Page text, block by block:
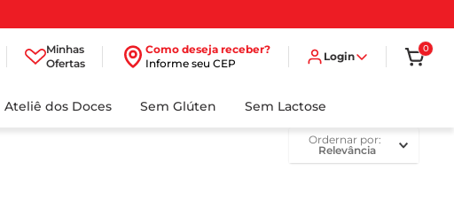
Minhas
Ofertas
Como deseja receber?
Informe seu CEP
Login
0
Ateliê dos Doces Sem Glúten Sem Lactose
ordernar por
Relevância